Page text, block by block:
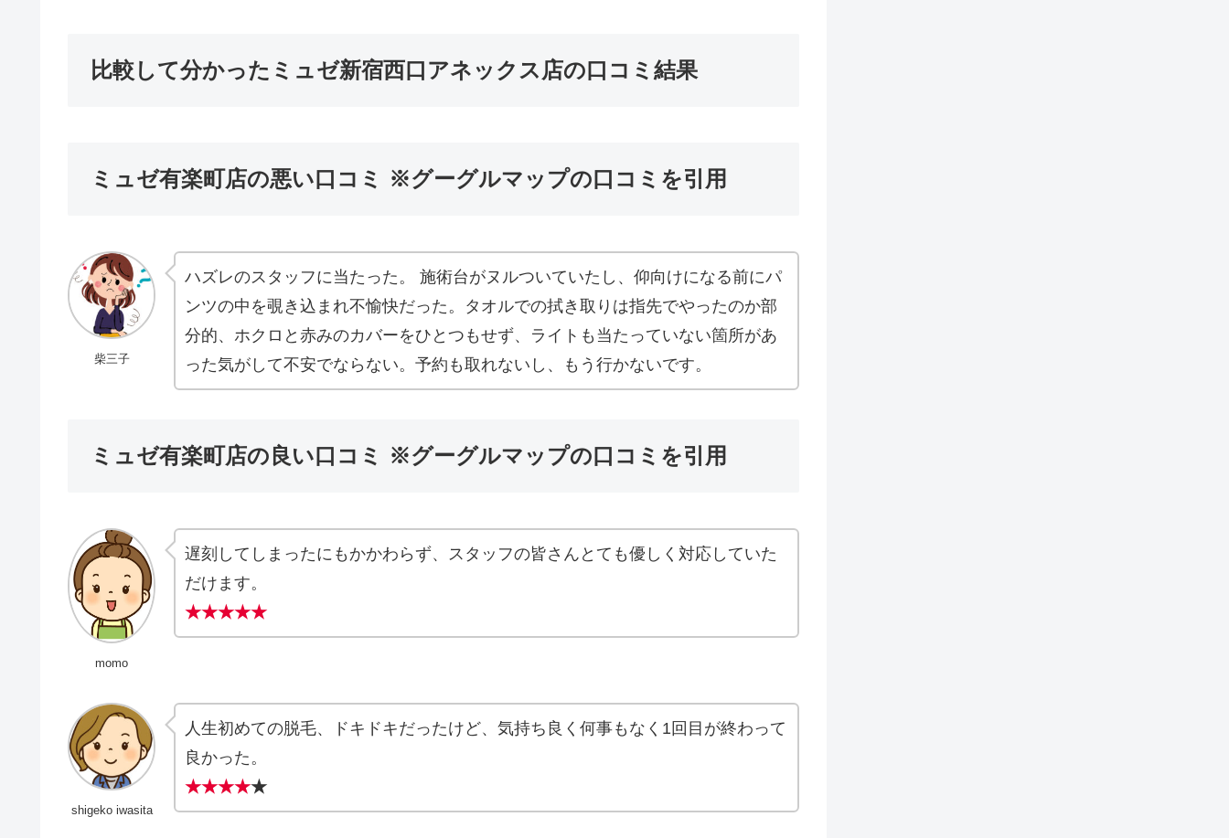
比較して分かったミュゼ新宿西口アネックス店の口コミ結果
ミュゼ有楽町店の悪い口コミ ※グーグルマップの口コミを引用
柴三子
ハズレのスタッフに当たった。 施術台がヌルついていたし、仰向けになる前にパ
ンツの中を覗き込まれ不愉快だった。タオルでの拭き取りは指先でやったのか部
分的、ホクロと赤みのカバーをひとつもせず、ライトも当たっていない箇所があ
った気がして不安でならない。予約も取れないし、もう行かないです。
ミュゼ有楽町店の良い口コミ ※グーグルマップの口コミを引用
momo
遅刻してしまったにもかかわらず、スタッフの皆さんとても優しく対応していた
だけます。
★★★★★
shigeko iwasita
人生初めての脱毛、ドキドキだったけど、気持ち良く何事もなく1回目が終わって
良かった。
★★★★★